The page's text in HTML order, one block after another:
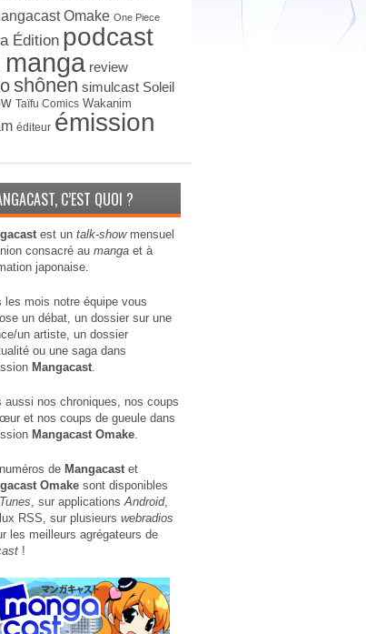
Omake One Piece
Édition podcast
review
shônen simulcast Soleil
Taïfu Comics Wakanim
éditeur émission
C’EST QUOI ?
est un talk-showmensuel
consacré au manga et à
japonaise.
les mois notre équipe vous
un débat, un dossier sur une
un artiste, un dossier
ou une saga dans
Mangacast.
aussi nos chroniques, nos coups
et nos coups de gueule dans
Mangacast Omake.
de Mangacastet
Omake sont disponibles
, sur applicationsAndroid,
RSS, sur plusieurs webradios
les meilleurs agrégateurs de
!